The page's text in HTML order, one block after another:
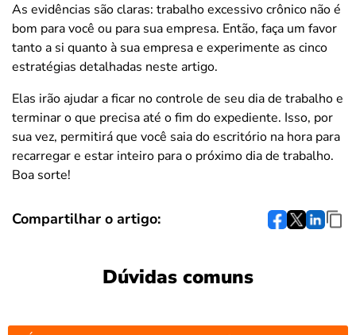
As evidências são claras: trabalho excessivo crônico não é
bom para você ou para sua empresa. Então, faça um favor
tanto a si quanto à sua empresa e experimente as cinco
estratégias detalhadas neste artigo.
Elas irão ajudar a ficar no controle de seu dia de trabalho e
terminar o que precisa até o fim do expediente. Isso, por
sua vez, permitirá que você saia do escritório na hora para
recarregar e estar inteiro para o próximo dia de trabalho.
Boa sorte!
Compartilhar o artigo:
Dúvidas comuns